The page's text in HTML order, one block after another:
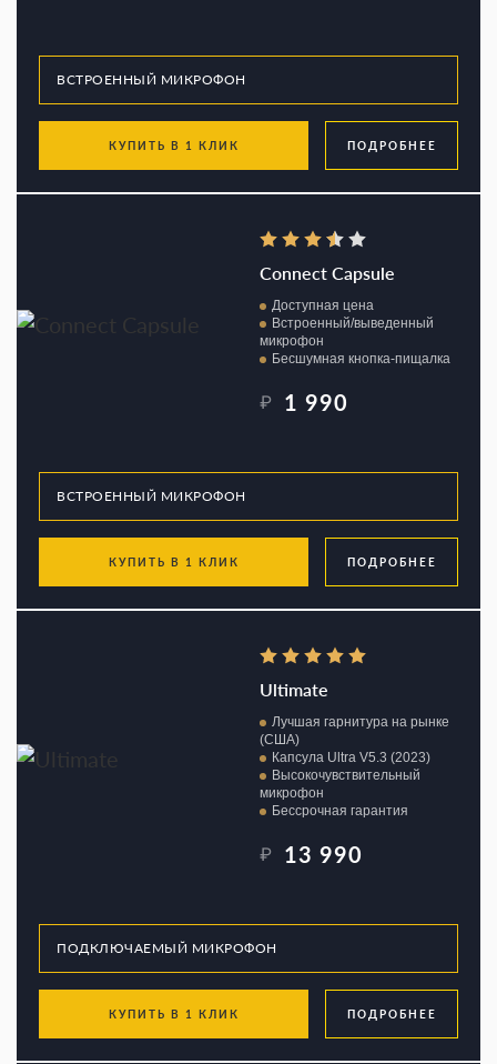
КУПИТЬ В 1 КЛИК ПОДРОБНЕЕ
Connect Capsule
Доступная цена
Встроенный/выведенный
микрофон
Бесшумная кнопка-пищалка
₽ 1 990
КУПИТЬ В 1 КЛИК ПОДРОБНЕЕ
Ultimate
Лучшая гарнитура на рынке
(США)
Капсула Ultra V5.3 (2023)
Высокочувствительный
микрофон
Бессрочная гарантия
₽ 13 990
КУПИТЬ В 1 КЛИК ПОДРОБНЕЕ